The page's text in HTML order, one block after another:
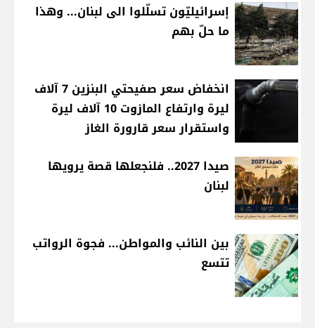
إسرائيليّون تسلّلوا الى لبنان... وهذا
ما حلّ بهم
انخفاض سعر صفيحتي البنزين 7 آلاف
ليرة وارتفاع المازوت 10 آلاف ليرة
واستقرار سعر قارورة الغاز
صيدا 2027.. فلنجعلها قصة يرويها
لبنان
بين النائب والمواطن... فجوة الرواتب
تتسع